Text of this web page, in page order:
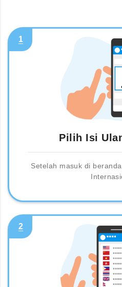
1
Pilih Isi
Setelah masuk di
2